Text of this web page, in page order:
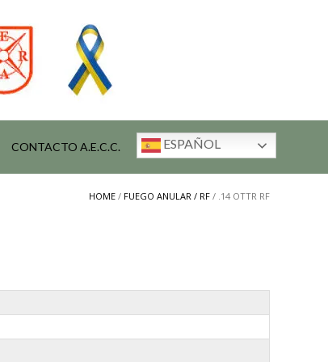
CONTACTO A.E.C.C. ESPAÑOL
HOME / FUEGO ANULAR / RF / .14 OTTR RF